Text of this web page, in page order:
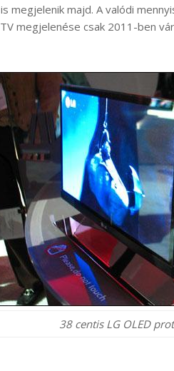
megjelenik majd. A valódi
megjelenése csak 2011-ben
38 centis LG OLED